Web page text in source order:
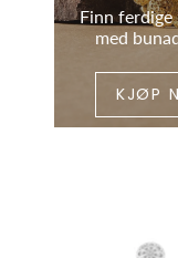
Finn ferdige
med
KJØP